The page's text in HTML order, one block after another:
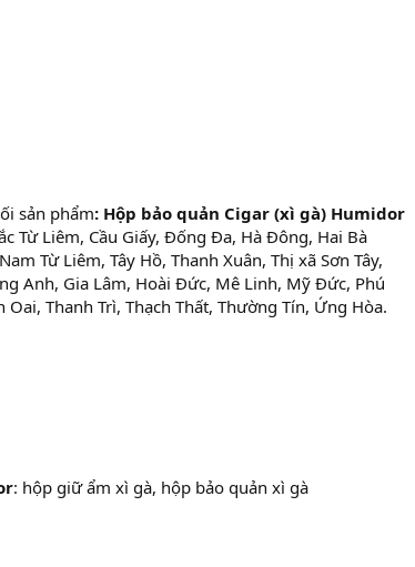
sản phẩm: Hộp bảo quản Cigar (xì gà) Humidor
Từ Liêm, Cầu Giấy, Đống Đa, Hà Đông, Hai Bà
Từ Liêm, Tây Hồ, Thanh Xuân, Thị xã Sơn Tây,
Anh, Gia Lâm, Hoài Đức, Mê Linh, Mỹ Đức, Phú
Oai, Thanh Trì, Thạch Thất, Thường Tín, Ứng Hòa.
: hộp giữ ẩm xì gà, hộp bảo quản xì gà